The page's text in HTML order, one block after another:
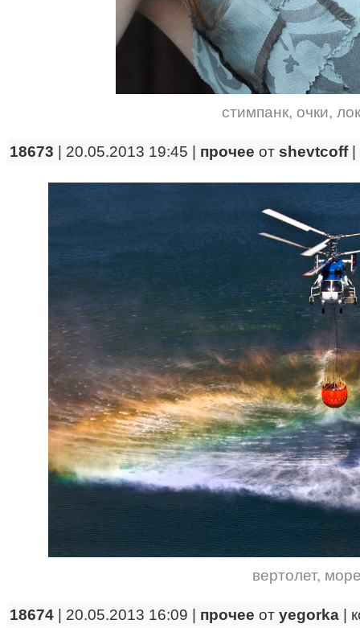
стимпанк, очки,
18673 | 20.05.2013 19:45 | прочее от shevtcoff|
вертолет,
18674 | 20.05.2013 16:09 | прочее от yegorka